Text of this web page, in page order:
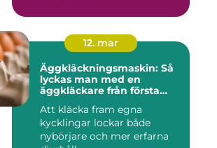
12. mar
Äggkläckningsmaskin: Så
lyckas man med en
äggkläckare från första
Att kläcka fram egna
kycklingar lockar både
nybörjare och mer erfarna